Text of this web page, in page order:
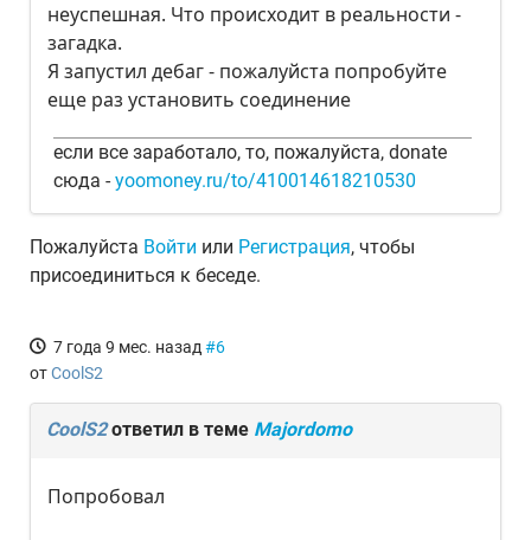
неуспешная. Что происходит в реальности -
загадка.
Я запустил дебаг - пожалуйста попробуйте
еще раз установить соединение
если все заработало, то, пожалуйста, donate
сюда -yoomoney.ru/to/410014618210530
Пожалуйста Войти или Регистрация, чтобы
присоединиться к беседе.
7 года 9 мес. назад #6
отCoolS2
CoolS2ответил в теме Majordomo
Попробовал